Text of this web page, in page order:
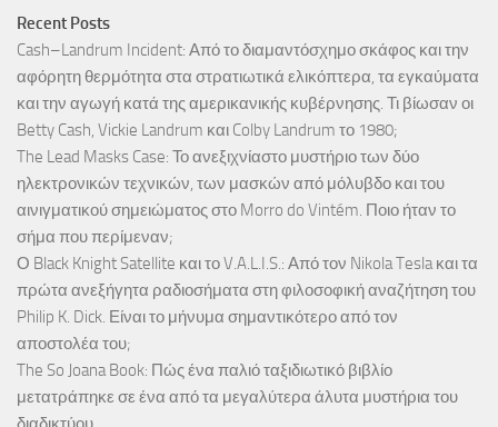
Recent Posts
Cash–Landrum Incident: Από το διαμαντόσχημο σκάφος και την
αφόρητη θερμότητα στα στρατιωτικά ελικόπτερα, τα εγκαύματα
και την αγωγή κατά της αμερικανικής κυβέρνησης. Τι βίωσαν οι
Betty Cash, Vickie Landrum και Colby Landrum το 1980;
The Lead Masks Case: Το ανεξιχνίαστο μυστήριο των δύο
ηλεκτρονικών τεχνικών, των μασκών από μόλυβδο και του
αινιγματικού σημειώματος στο Morro do Vintém. Ποιο ήταν το
σήμα που περίμεναν;
Ο Black Knight Satellite και το V.A.L.I.S.: Από τον Nikola Tesla και τα
πρώτα ανεξήγητα ραδιοσήματα στη φιλοσοφική αναζήτηση του
Philip K. Dick. Είναι το μήνυμα σημαντικότερο από τον
αποστολέα του;
The So Joana Book: Πώς ένα παλιό ταξιδιωτικό βιβλίο
μετατράπηκε σε ένα από τα μεγαλύτερα άλυτα μυστήρια του